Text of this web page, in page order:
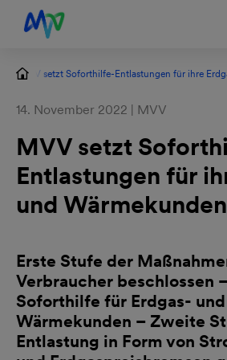
Zur Hauptnavigation
Zum Hauptinhalt
Zur Footernavigation
Kontakt EN Login
MVV setzt Soforthilfe-Entlastungen für ihre
14. November 2022 | MVV
MVV setzt
Entlastungen für
und
Erste Stufe der
Verbraucher beschlossen
Soforthilfe für Erdgas- und
Wärmekunden – Zweite
Entlastung in Form von